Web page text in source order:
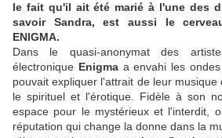
le fait qu'il ait été marié à l'une des
savoir Sandra, est aussi le
ENIGMA.
Dans le quasi-anonymat des
électronique Enigmaa envahi les
pouvait expliquer l'attrait de leur
le spirituel et l'érotique. Fidèle à son
espace pour le mystérieux et l'interdit,
réputation qui change la donne dans la